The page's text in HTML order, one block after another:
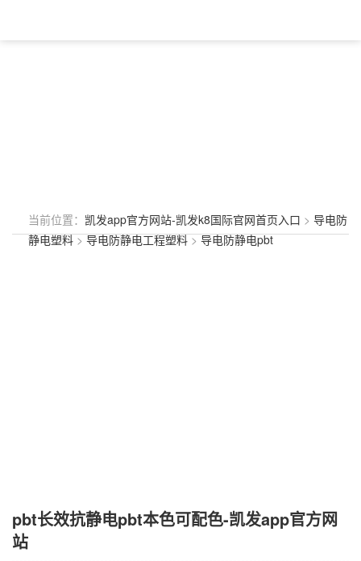
当前位置： 凯发app官方网站-凯发k8国际官网首页入口 > 导电防
静电塑料>导电防静电工程塑料>导电防静电pbt
pbt长效抗静电pbt本色可配色-凯发app官方网
站